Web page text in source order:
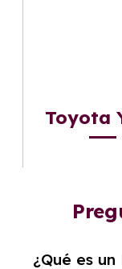
Toyota
¿Qué es